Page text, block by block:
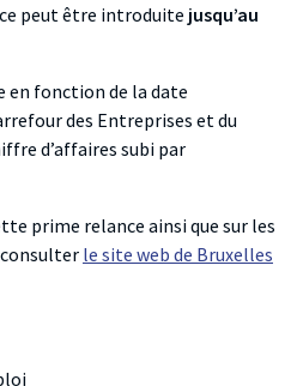
peut être introduite jusqu’au
en fonction de la date
des Entreprises et du
d’affaires subi par
prime relance ainsi que sur les
le site web de Bruxelles